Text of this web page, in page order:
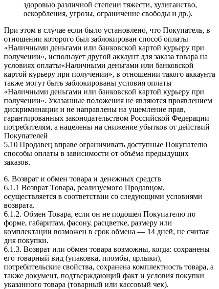
здоровью различной степени тяжести, хулиганство,
оскорбления, угрозы, ограничение свободы и др.).
При этом в случае если было установлено, что Покупатель, в
отношении которого был заблокирован способ оплаты
«Наличными деньгами или банковской картой курьеру при
получении», использует другой аккаунт для заказа товара на
условиях оплаты«Наличными деньгами или банковской
картой курьеру при получении», в отношении такого аккаунта
также могут быть заблокированы условия оплаты
«Наличными деньгами или банковской картой курьеру при
получении». Указанные положения не являются проявлением
дискриминации и не направлены на ущемление прав,
гарантированных законодательством Российской Федерации
потребителям, а нацелены на снижение убытков от действий
Покупателей
5.10 Продавец вправе ограничивать доступные Покупателю
способы оплаты в зависимости от объёма предыдущих
заказов.
6. Возврат и обмен товара и денежных средств
6.1.1 Возврат Товара, реализуемого Продавцом,
осуществляется в соответствии со следующими условиями
возврата.
6.1.2. Обмен Товара, если он не подошел Покупателю по
форме, габаритам, фасону, расцветке, размеру или
комплектации возможен в срок обмена — 14 дней, не считая
дня покупки.
6.1.3. Возврат или обмен товара возможны, когда: сохранены
его товарный вид (упаковка, пломбы, ярлыки),
потребительские свойства, сохранена комплектность товара, а
также документ, подтверждающий факт и условия покупки
указанного товара (товарный или кассовый чек).